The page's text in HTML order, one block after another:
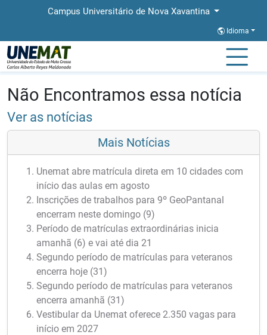
Campus Universitário de Nova Xavantina
Idioma
Página Inicial
Não Encontramos essa notícia
Ver as notícias
Mais Notícias
Unemat abre matrícula direta em 10 cidades com
início das aulas em agosto
Inscrições de trabalhos para 9º GeoPantanal
encerram neste domingo (9)
Período de matrículas extraordinárias inicia
amanhã (6) e vai até dia 21
Segundo período de matrículas para veteranos
encerra hoje (31)
Segundo período de matrículas para veteranos
encerra amanhã (31)
Vestibular da Unemat oferece 2.350 vagas para
início em 2027